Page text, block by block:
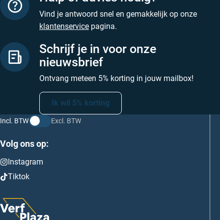
Vind je antwoord snel en gemakkelijk op onze
klantenservice pagina.
Schrijf je in voor onze
nieuwsbrief
Ontvang meteen 5% korting in jouw mailbox!
Ik wil 5% korting
Incl. BTW Excl. BTW
Volg ons op:
Instagram
Tiktok